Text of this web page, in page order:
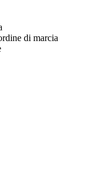
di marcia